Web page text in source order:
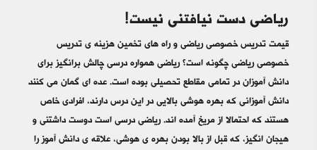
ریاضی دست نیافتنی نیست!
قیمت تدریس خصوصی ریاضی و راه های تخمین هزینه ی تدریس
خصوصی ریاضی چگونه است؟ ریاضی همواره درسی چالش برانگیز برای
دانش آموزان در تمامی مقاطع تحصیلی بوده است. عده ای گمان می کنند
دانش آموزانی که بهره هوشی بالایی در این درس دارند، افرادی خاص
هستند که احتمالا از مریخ آمده اند. ریاضی درسی است دوست داشتنی و
هیجان انگیز، که قبل از بالا بودن بهره ی هوشی، علاقه ی دانش آموز را